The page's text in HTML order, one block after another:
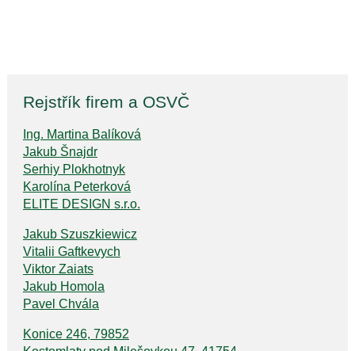
Rejstřík firem a OSVČ
Ing. Martina Balíková
Jakub Šnajdr
Serhiy Plokhotnyk
Karolína Peterková
ELITE DESIGN s.r.o.
Jakub Szuszkiewicz
Vitalii Gaftkevych
Viktor Zaiats
Jakub Homola
Pavel Chvála
Konice 246, 79852